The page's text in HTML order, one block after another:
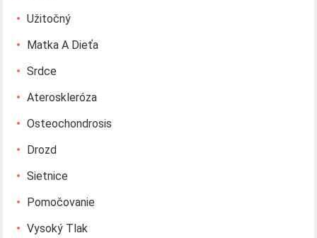
Užitočný
Matka A Dieťa
Srdce
Ateroskleróza
Osteochondrosis
Drozd
Sietnice
Pomočovanie
Vysoký Tlak